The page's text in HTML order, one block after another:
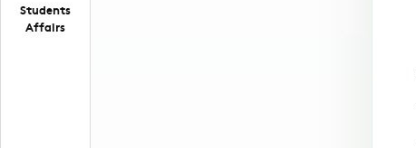
Students
Affairs